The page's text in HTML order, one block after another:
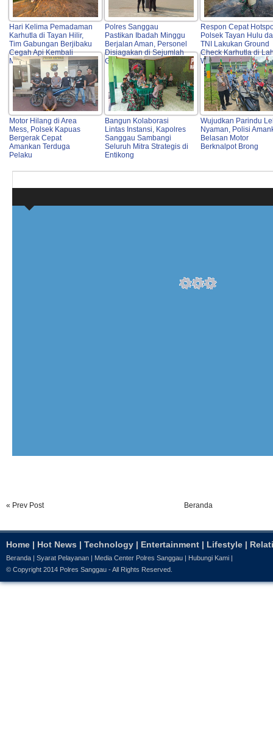
Hari Kelima Pemadaman
Karhutla di Tayan Hilir,
Tim Gabungan Berjibaku
Cegah Api Kembali
Meluas
Polres Sanggau
Pastikan Ibadah Minggu
Berjalan Aman, Personel
Disiagakan di Sejumlah
Gereja Kota
Respon Cepat
Polsek Tayan Hulu
TNI Lakukan Ground
Check Karhutla di
Warga
Motor Hilang di Area
Mess, Polsek Kapuas
Bergerak Cepat
Amankan Terduga
Pelaku
Bangun Kolaborasi
Lintas Instansi, Kapolres
Sanggau Sambangi
Seluruh Mitra Strategis di
Entikong
Wujudkan Parindu
Nyaman, Polisi
Belasan Motor
Berknalpot Brong
« Prev Post Beranda
Home | Hot News | Technology | Entertainment | Lifestyle |
Beranda Syarat Pelayanan Media Center Polres Sanggau Hubungi Kami
© Copyright 2014 Polres Sanggau - All Rights Reserved.